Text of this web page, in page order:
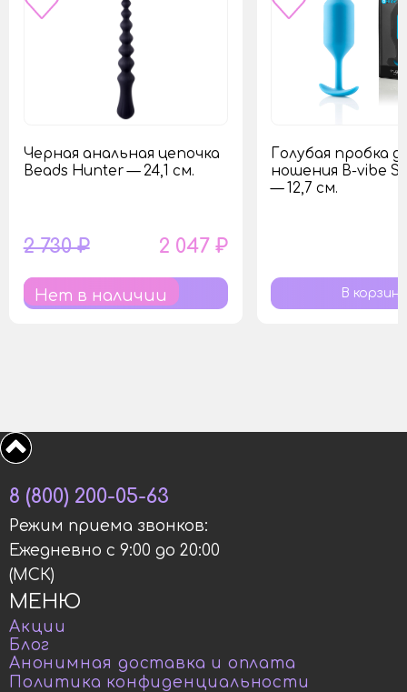
Черная анальная цепочка
Beads Hunter — 24,1 см.
2 730 ₽ 2 047 ₽
Нет в наличии
Голубая пробка
ношения B-vibe
— 12,7 см.
МЕНЮ
Акции
Блог
Анонимная доставка и оплата
Политика конфиденциальности
8 (800) 200-05-63
Режим приема звонков:
Ежедневно с 9:00 до 20:00
(МСК)